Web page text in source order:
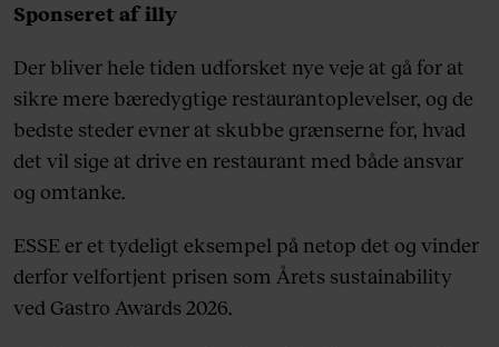
Sponseret af illy
Der bliver hele tiden udforsket nye veje at gå for at
sikre mere bæredygtige restaurantoplevelser, og de
bedste steder evner at skubbe grænserne for, hvad
det vil sige at drive en restaurant med både ansvar
og omtanke.
ESSE er et tydeligt eksempel på netop det og vinder
derfor velfortjent prisen som Årets sustainability
ved Gastro Awards 2026.